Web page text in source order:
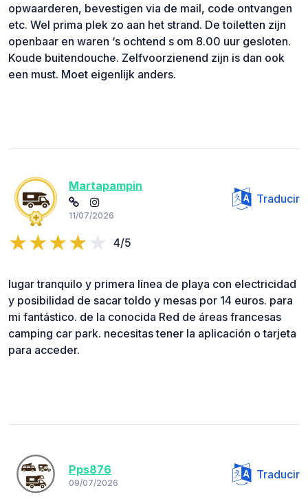
opwaarderen, bevestigen via de mail, code ontvangen
etc. Wel prima plek zo aan het strand. De toiletten zijn
openbaar en waren ‘s ochtend s om 8.00 uur gesloten.
Koude buitendouche. Zelfvoorzienend zijn is dan ook
een must. Moet eigenlijk anders.
Martapampin
11/07/2026
Traducir
4/5
lugar tranquilo y primera línea de playa con electricidad
y posibilidad de sacar toldo y mesas por 14 euros. para
mi fantástico. de la conocida Red de áreas francesas
camping car park. necesitas tener la aplicación o tarjeta
para acceder.
Pps876
09/07/2026
Traducir